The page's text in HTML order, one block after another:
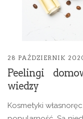
28 PAŹDZIERNIK
Peelingi
wiedzy
Kosmetyki